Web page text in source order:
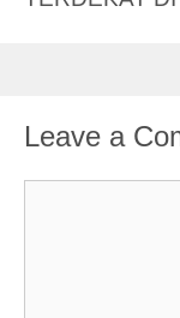
Leave a